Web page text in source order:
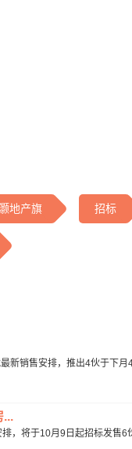
地产旗 招标
新销售安排，推出4伙于下
...
，将于10月9日起招标发售6